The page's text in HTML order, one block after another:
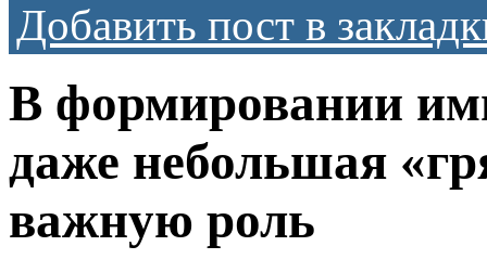
Добавить пост в
В формировании
даже небольшая
важную роль